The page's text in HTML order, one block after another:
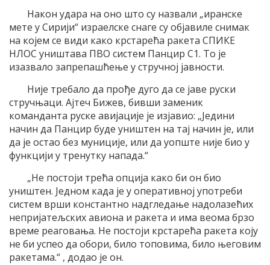
Након удара на оно што су назвали „иранске
мете у Сирији“ израелске снаге су објавиле снимак
на којем се види како крстарећа ракета СПИКЕ
НЛОС уништава ПВО систем Панцир С1. То је
изазвало запрепашћење у стручној јавности.
Није требало да прође дуго да се јаве руски
стручњаци. Ајтеч Бижев, бивши заменик
команданта руске авијације је изјавио: „Једини
начин да Панцир буде уништен на тај начин је, или
да је остао без муниције, или да уопште није био у
функцији у тренутку напада.“
„Не постоји трећа опција како би он био
уништен. Једном када је у оперативној употреби
систем врши константно надгледање надолазећих
непријатељских авиона и ракета и има веома брзо
време реаговања. Не постоји крстарећа ракета коју
не би успео да обори, било топовима, било његовим
ракетама.“ , додао је он.